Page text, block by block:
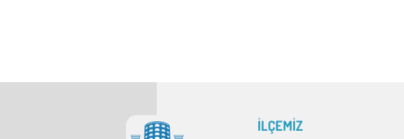
İLÇEMİZ